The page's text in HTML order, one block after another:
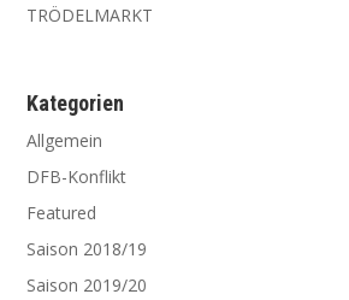
TRÖDELMARKT
Kate­go­rien
Allgemein
DFB-Konflikt
Featured
Saison 2018/19
Saison 2019/20